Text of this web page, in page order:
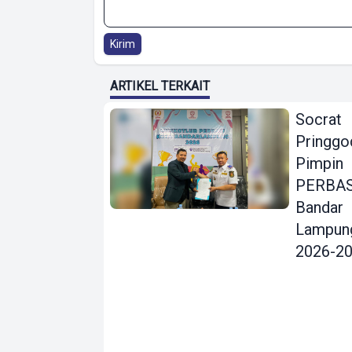
Kirim
ARTIKEL TERKAIT
Socrat
Pimpin
Bandar
2026-